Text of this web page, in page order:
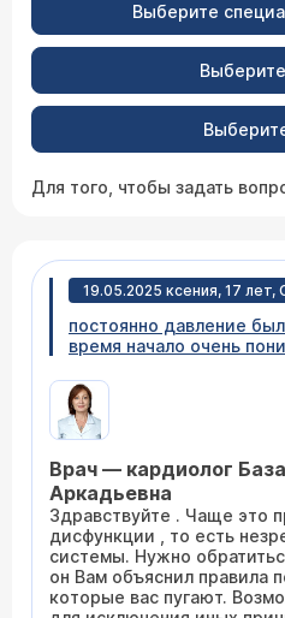
Выберите
Для того, чтобы задать
19.05.2025 ксения, 17
постоянно давление
время начало очень
головокружением и
сегодня вообще 80/70, в
медпункте сказали, что
темнело и не хватало
всегда. только пульс
что это может быть и
Врач — кардиолог
Аркадьевна
Здравствуйте . Чаще это проявления вегетавной
дисфункции , то есть
системы. Нужно
он Вам объяснил правила
которые вас пугают.